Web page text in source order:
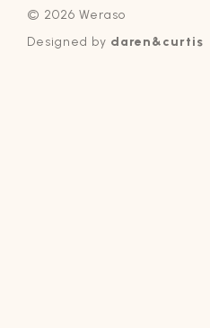
© 2026 Weraso
Designed by daren&curtis